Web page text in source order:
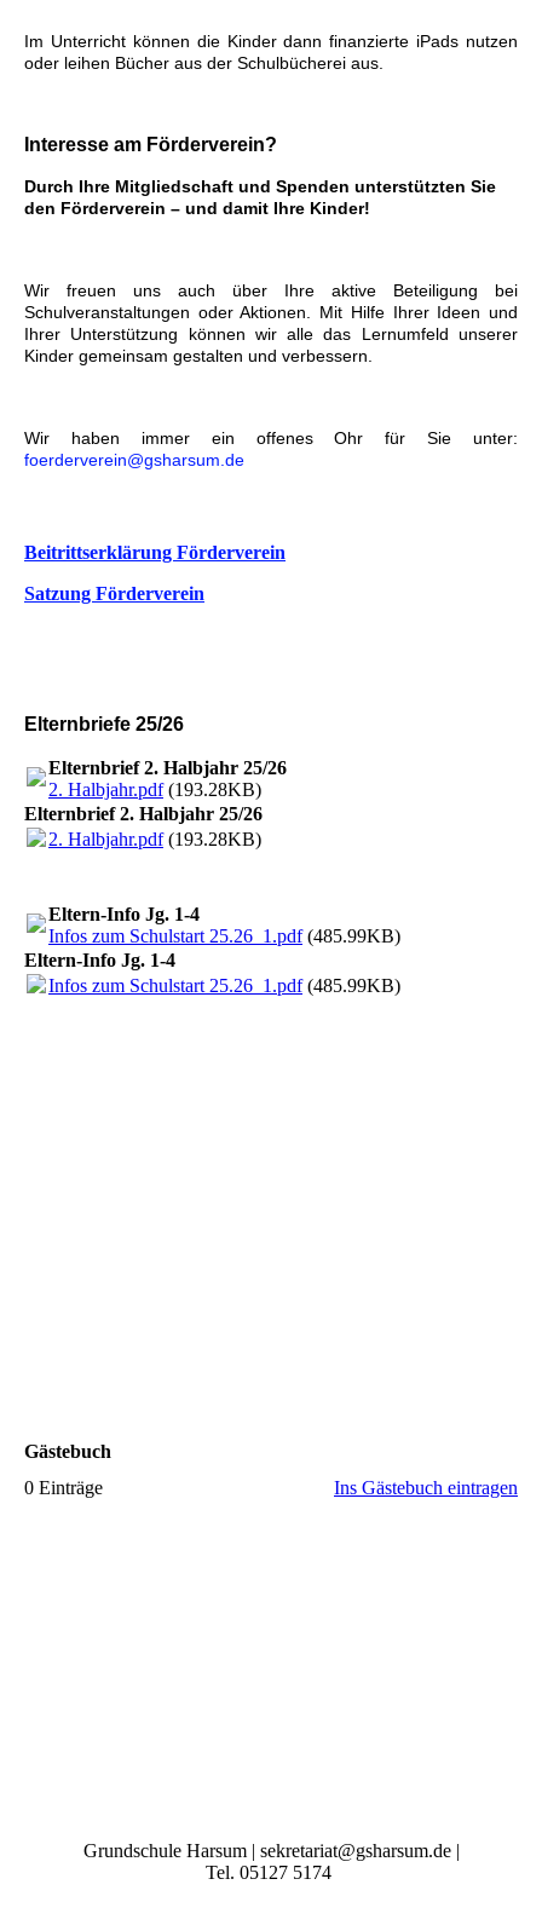
Im Unterricht können die Kinder dann finanzierte iPads nutzen
oder leihen Bücher aus der Schulbücherei aus.
Interesse am Förderverein?
Durch Ihre Mitgliedschaft und Spenden unterstützten Sie
den Förderverein – und damit Ihre Kinder!
Wir freuen uns auch über Ihre aktive Beteiligung bei
Schulveranstaltungen oder Aktionen. Mit Hilfe Ihrer Ideen und
Ihrer Unterstützung können wir alle das Lernumfeld unserer
Kinder gemeinsam gestalten und verbessern.
Wir haben immer ein offenes Ohr für Sie unter:
foerderverein@gsharsum.de
Beitrittserklärung Förderverein
Satzung Förderverein
Elternbriefe 25/26
Elternbrief 2. Halbjahr 25/26
2. Halbjahr.pdf(193.28KB)
Elternbrief 2. Halbjahr 25/26
2. Halbjahr.pdf(193.28KB)
Eltern-Info Jg. 1-4
Infos zum Schulstart 25.26_1.pdf(485.99KB)
Eltern-Info Jg. 1-4
Infos zum Schulstart 25.26_1.pdf(485.99KB)
Gästebuch
0 Einträge
Ins Gästebuch eintragen
Grundschule Harsum | sekretariat@gsharsum.de |
Tel. 05127 5174